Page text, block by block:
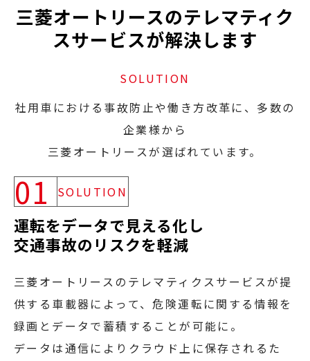
三菱オートリースのテレマティク
スサービスが解決します
SOLUTION
社用車における事故防止や働き方改革に、多数の
企業様から
三菱オートリースが選ばれています。
01 SOLUTION
運転をデータで見える化し
交通事故のリスクを軽減
三菱オートリースのテレマティクスサービスが提
供する車載器によって、危険運転に関する情報を
録画とデータで蓄積することが可能に。
データは通信によりクラウド上に保存されるた